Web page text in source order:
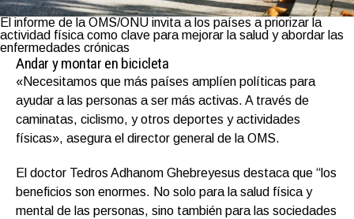
El informe de la OMS/ONU invita a los países a priorizar la
actividad física como clave para mejorar la salud y abordar las
enfermedades crónicas
Andar y montar en bicicleta
«Necesitamos que más países amplíen políticas para
ayudar a las personas a ser más activas. A través de
caminatas, ciclismo, y otros deportes y actividades
físicas», asegura el director general de la OMS.
El doctor Tedros Adhanom Ghebreyesus destaca que “los
beneficios son enormes. No solo para la salud física y
mental de las personas, sino también para las sociedades